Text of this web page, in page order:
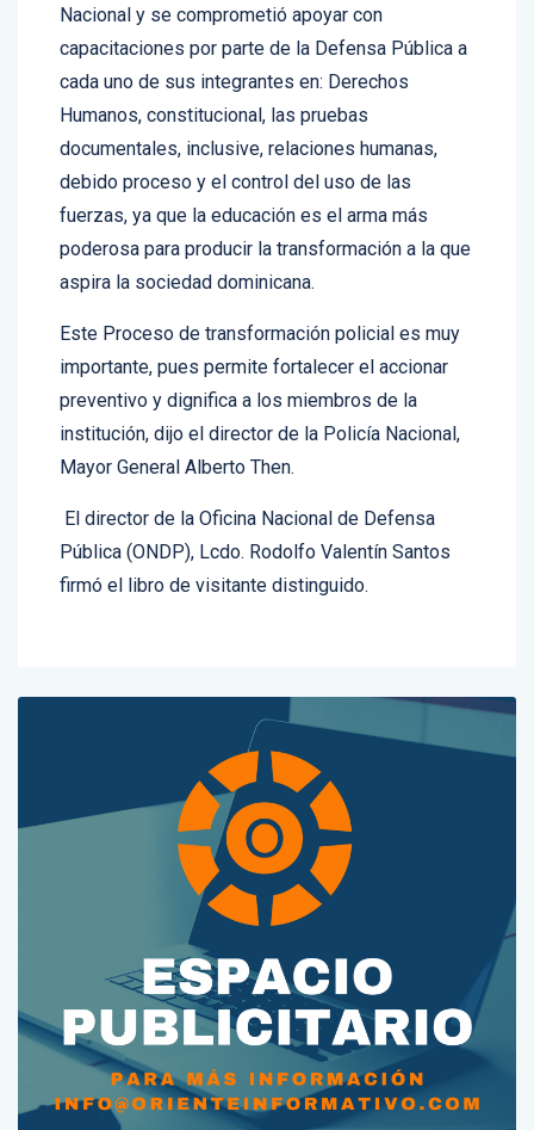
capacitaciones por parte de la Defensa Pública a
cada uno de sus integrantes en: Derechos
Humanos, constitucional, las pruebas
documentales, inclusive, relaciones humanas,
debido proceso y el control del uso de las
fuerzas, ya que la educación es el arma más
poderosa para producir la transformación a la que
aspira la sociedad dominicana.
importante, pues permite fortalecer el accionar
preventivo y dignifica a los miembros de la
institución, dijo el director de la Policía Nacional,
Mayor General Alberto Then.
Pública (ONDP), Lcdo. Rodolfo Valentín Santos
firmó el libro de visitante distinguido.